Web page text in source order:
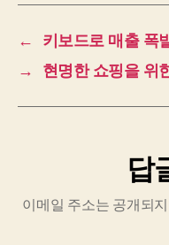
←
키보드로 매출 폭
→
현명한 쇼핑을 위
답
이메일 주소는 공개되